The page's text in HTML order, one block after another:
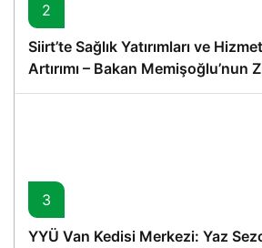
2
Siirt’te Sağlık Yatırımları ve
Artırımı – Bakan Memişoğlu’nun
3
YYÜ Van Kedisi Merkezi: Yaz